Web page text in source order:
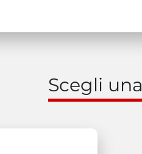
Scegli una